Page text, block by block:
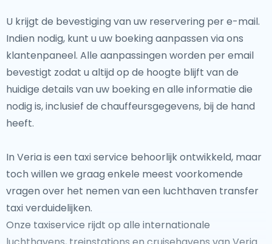
U krijgt de bevestiging van uw reservering per e-mail.
Indien nodig, kunt u uw boeking aanpassen via ons
klantenpaneel. Alle aanpassingen worden per email
bevestigt zodat u altijd op de hoogte blijft van de
huidige details van uw boeking en alle informatie die
nodig is, inclusief de chauffeursgegevens, bij de hand
heeft.
In Veria is een taxi service behoorlijk ontwikkeld, maar
toch willen we graag enkele meest voorkomende
vragen over het nemen van een luchthaven transfer
taxi verduidelijken.
Onze taxiservice rijdt op alle internationale